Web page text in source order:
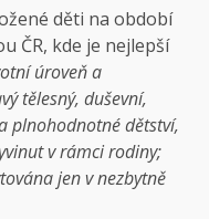
děti na období
ČR, kde je nejlepší
úroveň a
tělesný, duševní,
plnohodnotné dětství,
v rámci rodiny;
jen v nezbytně